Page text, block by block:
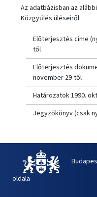
Az adatbázisban az
Közgyűlés üléseiről:
Előterjesztés címe
től
Előterjesztés
november 29-től
Határozatok 1990.
Jegyzőkönyv (csak
oldala